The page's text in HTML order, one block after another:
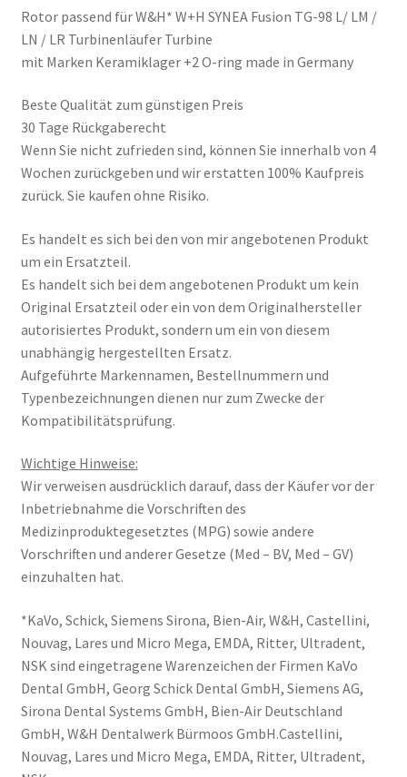
made
in
Germany
Rotor passend für W&H* W+H SYNEA Fusion TG-98 L/ LM /
LN / LR Turbinenläufer Turbine
mit Marken Keramiklager +2 O-ring made in Germany
Beste Qualität zum günstigen Preis
30 Tage Rückgaberecht
Wenn Sie nicht zufrieden sind, können Sie innerhalb von 4
Wochen zurückgeben und wir erstatten 100% Kaufpreis
zurück. Sie kaufen ohne Risiko.
Es handelt es sich bei den von mir angebotenen Produkt
um ein Ersatzteil.
Es handelt sich bei dem angebotenen Produkt um kein
Original Ersatzteil oder ein von dem Originalhersteller
autorisiertes Produkt, sondern um ein von diesem
unabhängig hergestellten Ersatz.
Aufgeführte Markennamen, Bestellnummern und
Typenbezeichnungen dienen nur zum Zwecke der
Kompatibilitätsprüfung.
Wichtige Hinweise:
Wir verweisen ausdrücklich darauf, dass der Käufer vor der
Inbetriebnahme die Vorschriften des
Medizinproduktegesetztes (MPG) sowie andere
Vorschriften und anderer Gesetze (Med – BV, Med – GV)
einzuhalten hat.
*KaVo, Schick, Siemens Sirona, Bien-Air, W&H, Castellini,
Nouvag, Lares und Micro Mega, EMDA, Ritter, Ultradent,
NSK sind eingetragene Warenzeichen der Firmen KaVo
Dental GmbH, Georg Schick Dental GmbH, Siemens AG,
Sirona Dental Systems GmbH, Bien-Air Deutschland
GmbH, W&H Dentalwerk Bürmoos GmbH.Castellini,
Nouvag, Lares und Micro Mega, EMDA, Ritter, Ultradent,